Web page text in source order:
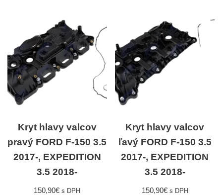
Kryt hlavy valcov
pravý FORD F-150 3.5
2017-, EXPEDITION
3.5 2018-
150,90€ s DPH
Kryt hlavy valcov
ľavý FORD F-150 3.5
2017-, EXPEDITION
3.5 2018-
150,90€ s DPH